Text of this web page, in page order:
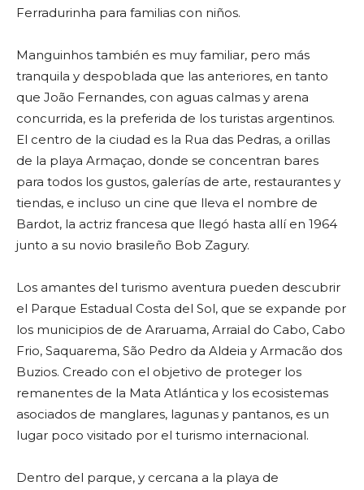
Ferradurinha para familias con niños.
Manguinhos también es muy familiar, pero más
tranquila y despoblada que las anteriores, en tanto
que João Fernandes, con aguas calmas y arena
concurrida, es la preferida de los turistas argentinos.
El centro de la ciudad es la Rua das Pedras, a orillas
de la playa Armaçao, donde se concentran bares
para todos los gustos, galerías de arte, restaurantes y
tiendas, e incluso un cine que lleva el nombre de
Bardot, la actriz francesa que llegó hasta allí en 1964
junto a su novio brasileño Bob Zagury.
Los amantes del turismo aventura pueden descubrir
el Parque Estadual Costa del Sol, que se expande por
los municipios de de Araruama, Arraial do Cabo, Cabo
Frio, Saquarema, São Pedro da Aldeia y Armacão dos
Buzios. Creado con el objetivo de proteger los
remanentes de la Mata Atlántica y los ecosistemas
asociados de manglares, lagunas y pantanos, es un
lugar poco visitado por el turismo internacional.
Dentro del parque, y cercana a la playa de